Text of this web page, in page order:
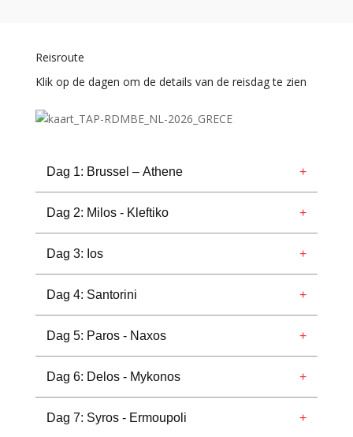
Reisroute
Klik op de dagen om de details van de reisdag te zien
Dag 1: Brussel – Athene
Dag 2: Milos - Kleftiko
Dag 3: Ios
Dag 4: Santorini
Dag 5: Paros - Naxos
Dag 6: Delos - Mykonos
Dag 7: Syros - Ermoupoli